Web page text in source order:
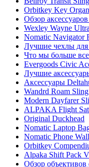
Orbitkey Key
Обзор
Wexley Wayne
Nomatic Navigator
Лучшие чехлы для
Что мы больше
Evergoods Civic
Лучшие
Аксессуары
Wandrd Roam
Modern Dayfarer
ALPAKA Flight
Original Duckhead
Nomatic Laptop
Nomatic Phone
Orbitkey
Alpaka Shift Pack
Обзор объективов